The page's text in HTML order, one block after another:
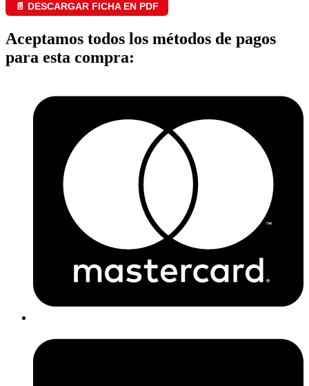
📄 DESCARGAR FICHA EN PDF
Aceptamos todos los métodos de pagos
para esta compra: